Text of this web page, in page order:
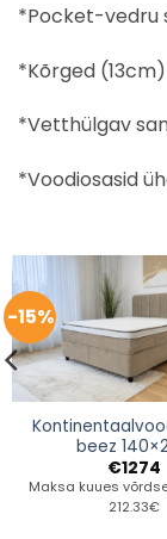
*Pocket-vedru
*Kõrged
*Vetthülgav
*Voodiosasid
-15%
beez
€1274
Maksa kuues
212.33€